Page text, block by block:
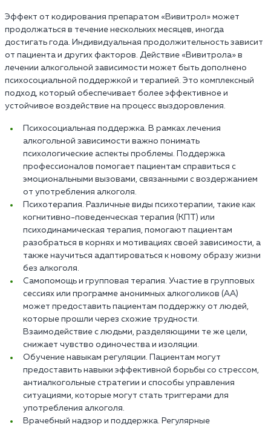
Эффект от кодирования препаратом «Вивитрол» может
продолжаться в течение нескольких месяцев, иногда
достигать года. Индивидуальная продолжительность зависит
от пациента и других факторов. Действие «Вивитрола» в
лечении алкогольной зависимости может быть дополнено
психосоциальной поддержкой и терапией. Это комплексный
подход, который обеспечивает более эффективное и
устойчивое воздействие на процесс выздоровления.
Психосоциальная поддержка. В рамках лечения
алкогольной зависимости важно понимать
психологические аспекты проблемы. Поддержка
профессионалов помогает пациентам справиться с
эмоциональными вызовами, связанными с воздержанием
от употребления алкоголя.
Психотерапия. Различные виды психотерапии, такие как
когнитивно-поведенческая терапия (КПТ) или
психодинамическая терапия, помогают пациентам
разобраться в корнях и мотивациях своей зависимости, а
также научиться адаптироваться к новому образу жизни
без алкоголя.
Самопомощь и групповая терапия. Участие в групповых
сессиях или программе анонимных алкоголиков (АА)
может предоставить пациентам поддержку от людей,
которые прошли через схожие трудности.
Взаимодействие с людьми, разделяющими те же цели,
снижает чувство одиночества и изоляции.
Обучение навыкам регуляции. Пациентам могут
предоставить навыки эффективной борьбы со стрессом,
антиалкогольные стратегии и способы управления
ситуациями, которые могут стать триггерами для
употребления алкоголя.
Врачебный надзор и поддержка. Регулярные